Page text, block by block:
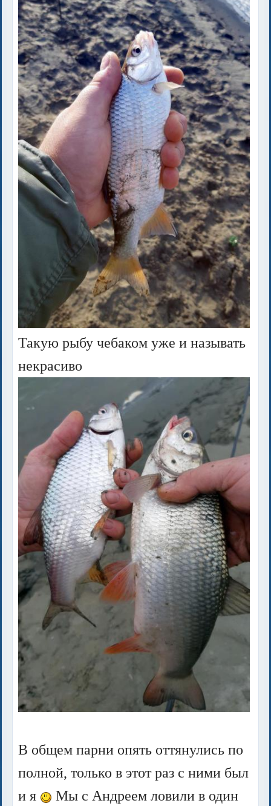
Такую рыбу чебаком уже и называть
некрасиво
В общем парни опять оттянулись по
полной, только в этот раз с ними был
и я
Мы с Андреем ловили в один